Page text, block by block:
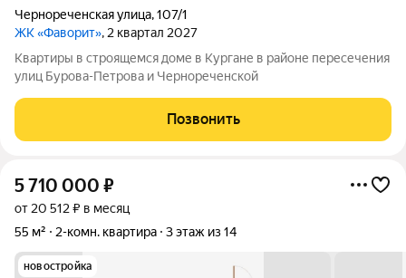
Чернореченская улица,107/1
ЖК «Фаворит», 2 квартал 2027
Квартиры в строящемся доме в Кургане в районе пересечения
улиц Бурова-Петрова и Чернореченской
Позвонить
5 710 000 ₽
от 20 512 ₽ в месяц
55 м²
2-комн. квартира 3 этаж из 14
новостройка